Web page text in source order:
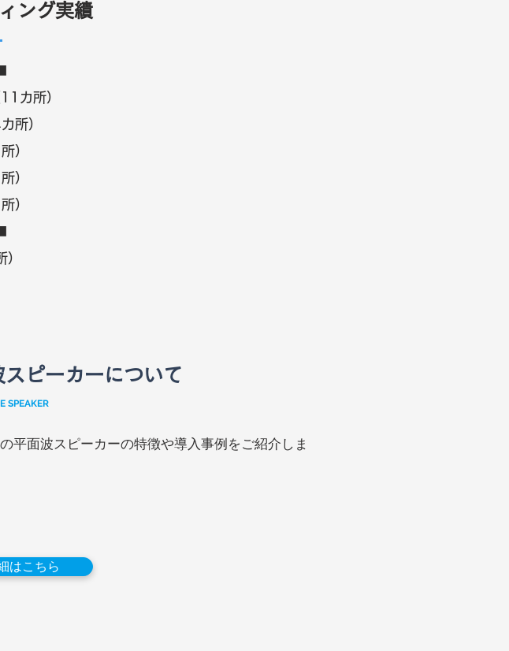
ング実績
カ所）
所）
）​
）
）
）
スピーカーについて
SPEAKER
の平面波スピーカーの特徴や導入事例をご紹介しま
はこちら